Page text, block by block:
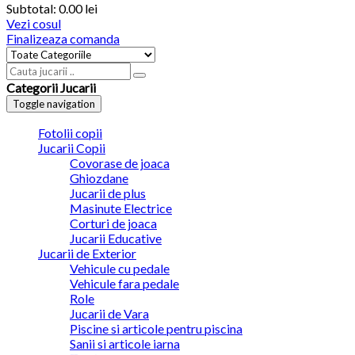
Subtotal: 0.00lei
Vezi cosul
Finalizeaza comanda
Categorii Jucarii
Toggle navigation
Fotolii copii
Jucarii Copii
Covorase de joaca
Ghiozdane
Jucarii de plus
Masinute Electrice
Corturi de joaca
Jucarii Educative
Jucarii de Exterior
Vehicule cu pedale
Vehicule fara pedale
Role
Jucarii de Vara
Piscine si articole pentru piscina
Sanii si articole iarna